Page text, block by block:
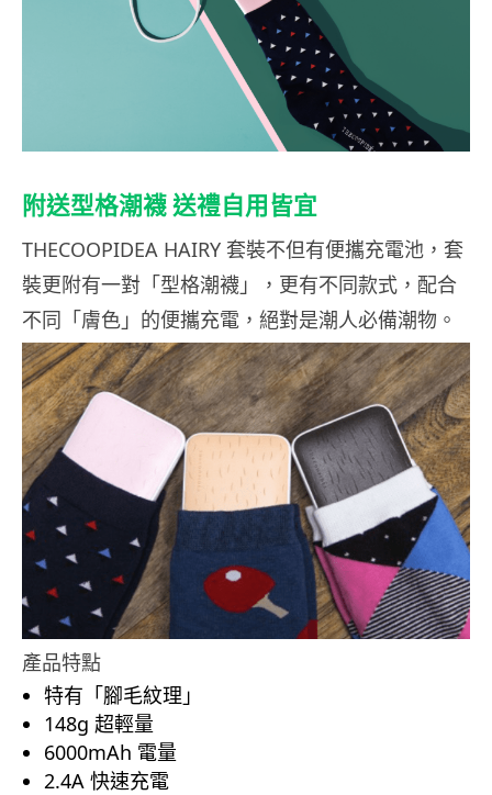
附送型格潮襪 送禮自用皆宜
THECOOPIDEA HAIRY 套裝不但有便攜充電池，套
裝更附有一對「型格潮襪」，更有不同款式，配合
不同「膚色」的便攜充電，絕對是潮人必備潮物。
產品特點
特有「腳毛紋理」
148g 超輕量
6000mAh 電量
2.4A 快速充電